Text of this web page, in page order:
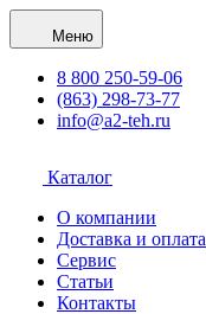
Меню
8 800 250-59-06
(863) 298-73-77
info@a2-teh.ru
Каталог
О компании
Доставка и оплата
Сервис
Статьи
Контакты